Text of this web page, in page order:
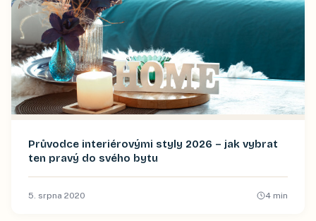
Průvodce interiérovými styly 2026 – jak vybrat
ten pravý do svého bytu
5. srpna 2020 4 min